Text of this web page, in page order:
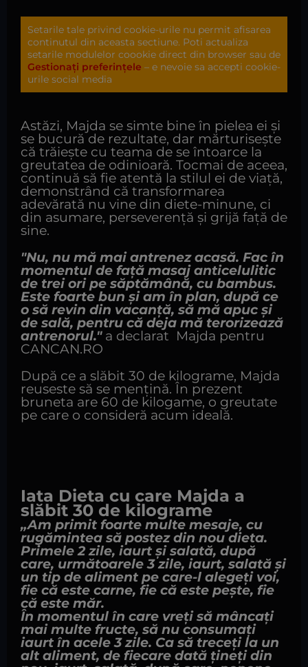
Setarile tale privind cookie-urile nu permit afisarea
continutul din aceasta sectiune. Poti actualiza
setarile modulelor coookie direct din browser sau de
Gestionați preferințele – e nevoie sa accepti cookie-
urile social media
Astăzi, Majda se simte bine în pielea ei și
se bucură de rezultate, dar mărturisește
că trăiește cu teama de se întoarce la
greutatea de odinioară. Tocmai de aceea,
continuă să fie atentă la stilul ei de viață,
demonstrând că transformarea
adevărată nu vine din diete-minune, ci
din asumare, perseverență și grijă față de
sine.
"Nu, nu mă mai antrenez acasă. Fac în
momentul de față masaj anticelulitic
de trei ori pe săptămână, cu bambus.
Este foarte bun și am în plan, după ce
o să revin din vacanță, să mă apuc și
de sală, pentru că deja mă terorizează
antrenorul."a declarat Majda pentru
CANCAN.RO
După ce a slăbit 30 de kilograme, Majda
reuseste să se mențină. În prezent
bruneta are 60 de kilogame, o greutate
pe care o consideră acum ideală.
Iata Dieta cu care Majda a
slăbit 30 de kilograme
„Am primit foarte multe mesaje, cu
rugămintea să postez din nou dieta.
Primele 2 zile, iaurt și salată, după
care, următoarele 3 zile, iaurt, salată și
un tip de aliment pe care-l alegeți voi,
fie că este carne, fie că este pește, fie
că este măr.
În momentul în care vreți să mâncați
mai multe fructe, să nu consumați
iaurt în acele 3 zile. Ca să treceți la un
alt aliment, de fiecare dată țineți din